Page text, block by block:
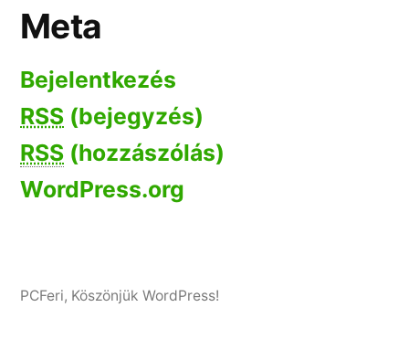
Meta
Bejelentkezés
RSS (bejegyzés)
RSS (hozzászólás)
WordPress.org
PCFeri, Köszönjük WordPress!